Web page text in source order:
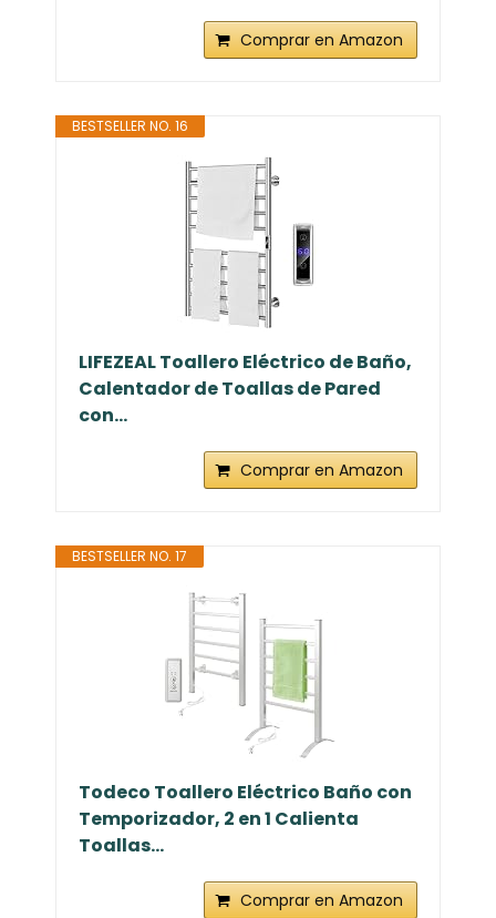
Comprar en Amazon
BESTSELLER NO. 16
LIFEZEAL Toallero Eléctrico de Baño,
Calentador de Toallas de Pared
con...
Comprar en Amazon
BESTSELLER NO. 17
Todeco Toallero Eléctrico Baño con
Temporizador, 2 en 1 Calienta
Toallas...
Comprar en Amazon